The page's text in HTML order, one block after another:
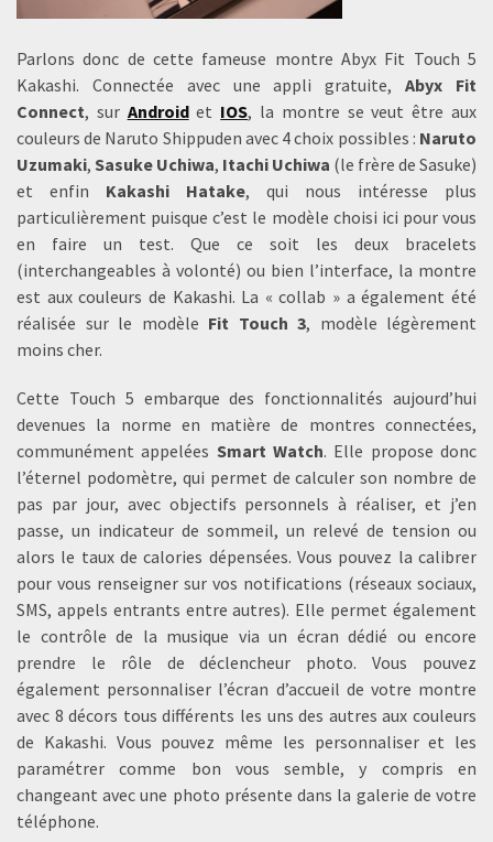
Parlons donc de cette fameuse montre Abyx Fit Touch 5
Kakashi. Connectée avec une appli gratuite,Abyx Fit
Connect, sur Androidet IOS, la montre se veut être aux
couleurs de Naruto Shippuden avec 4 choix possibles : Naruto
Uzumaki, Sasuke Uchiwa, Itachi Uchiwa (le frère de Sasuke)
et enfin Kakashi Hatake, qui nous intéresse plus
particulièrement puisque c’est le modèle choisi ici pour vous
en faire un test. Que ce soit les deux bracelets
(interchangeables à volonté) ou bien l’interface, la montre
est aux couleurs de Kakashi. La « collab » a également été
réalisée sur le modèle Fit Touch 3, modèle légèrement
moins cher.
Cette Touch 5 embarque des fonctionnalités aujourd’hui
devenues la norme en matière de montres connectées,
communément appelées Smart Watch. Elle propose donc
l’éternel podomètre, qui permet de calculer son nombre de
pas par jour, avec objectifs personnels à réaliser, et j’en
passe, un indicateur de sommeil, un relevé de tension ou
alors le taux de calories dépensées. Vous pouvez la calibrer
pour vous renseigner sur vos notifications (réseaux sociaux,
SMS, appels entrants entre autres). Elle permet également
le contrôle de la musique via un écran dédié ou encore
prendre le rôle de déclencheur photo. Vous pouvez
également personnaliser l’écran d’accueil de votre montre
avec 8 décors tous différents les uns des autres aux couleurs
de Kakashi. Vous pouvez même les personnaliser et les
paramétrer comme bon vous semble, y compris en
changeant avec une photo présente dans la galerie de votre
téléphone.